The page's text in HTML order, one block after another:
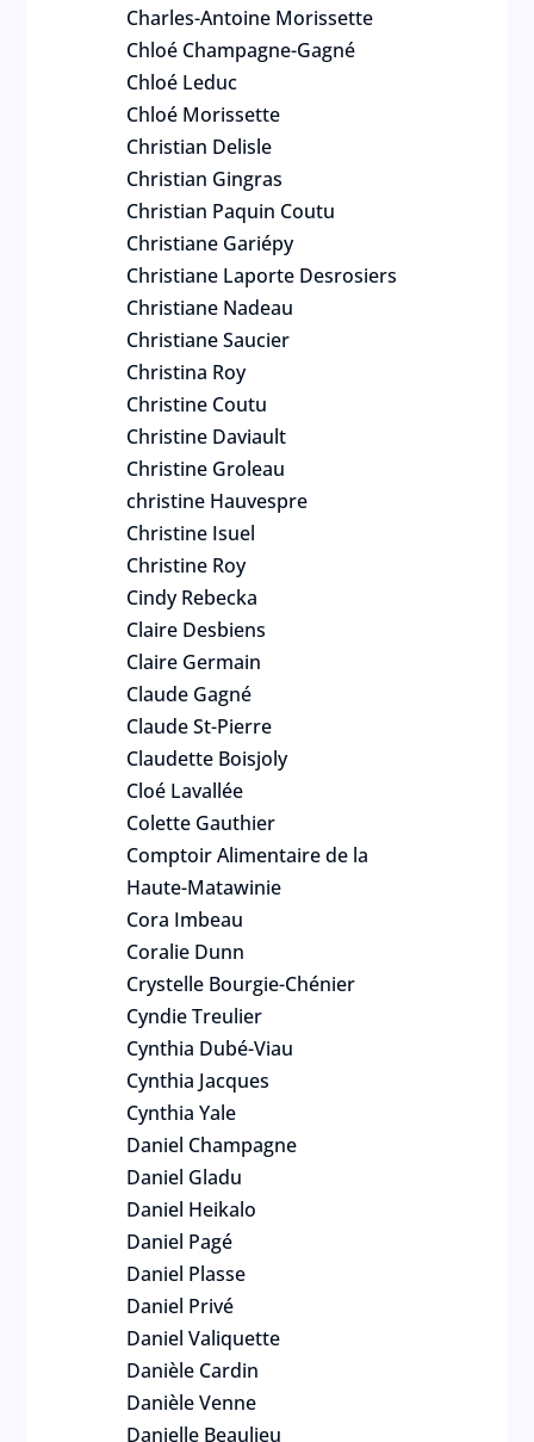
Charles-Antoine Morissette
Chloé Champagne-Gagné
Chloé Leduc
Chloé Morissette
Christian Delisle
Christian Gingras
Christian Paquin Coutu
Christiane Gariépy
Christiane Laporte Desrosiers
Christiane Nadeau
Christiane Saucier
Christina Roy
Christine Coutu
Christine Daviault
Christine Groleau
christine Hauvespre
Christine Isuel
Christine Roy
Cindy Rebecka
Claire Desbiens
Claire Germain
Claude Gagné
Claude St-Pierre
Claudette Boisjoly
Cloé Lavallée
Colette Gauthier
Comptoir Alimentaire de la
Haute-Matawinie
Cora Imbeau
Coralie Dunn
Crystelle Bourgie-Chénier
Cyndie Treulier
Cynthia Dubé-Viau
Cynthia Jacques
Cynthia Yale
Daniel Champagne
Daniel Gladu
Daniel Heikalo
Daniel Pagé
Daniel Plasse
Daniel Privé
Daniel Valiquette
Danièle Cardin
Danièle Venne
Danielle Beaulieu